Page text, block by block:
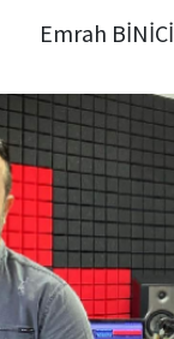
Emrah BİNİCİ